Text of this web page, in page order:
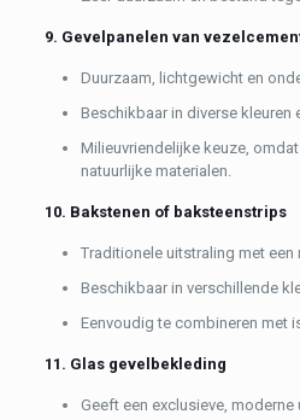
9. Gevelpanelen van
Duurzaam, lichtgewicht en
Beschikbaar in diverse kleuren
Milieuvriendelijke keuze,
natuurlijke materialen.
10. Bakstenen of baksteenstrips
Traditionele uitstraling met een
Beschikbaar in verschillende
Eenvoudig te combineren met
11. Glas gevelbekleding
Geeft een exclusieve, moderne